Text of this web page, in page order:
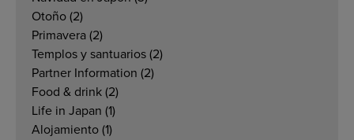
Otoño (2)
Primavera (2)
Templos y santuarios (2)
Partner Information (2)
Food & drink (2)
Life in Japan (1)
Alojamiento (1)